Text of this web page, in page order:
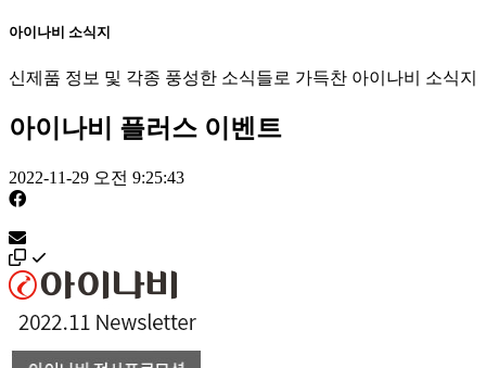
아이나비 소식지
신제품 정보 및 각종 풍성한 소식들로 가득찬 아이나비 소식지
아이나비 플러스 이벤트
2022-11-29 오전 9:25:43